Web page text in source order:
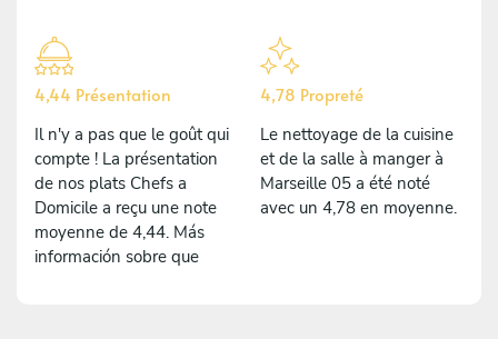
4,44 Présentation
Il n'y a pas que le goût qui
compte ! La présentation
de nos plats Chefs a
Domicile a reçu une note
moyenne de 4,44. Más
información sobre que
4,78 Propreté
Le nettoyage de la cuisine
et de la salle à manger à
Marseille 05 a été noté
avec un 4,78 en moyenne.